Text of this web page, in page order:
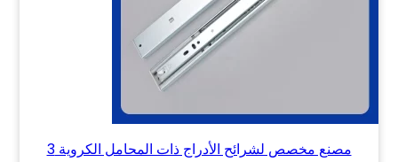
مصنع مخصص لشرائح الأدراج ذات المحامل الكروية 3